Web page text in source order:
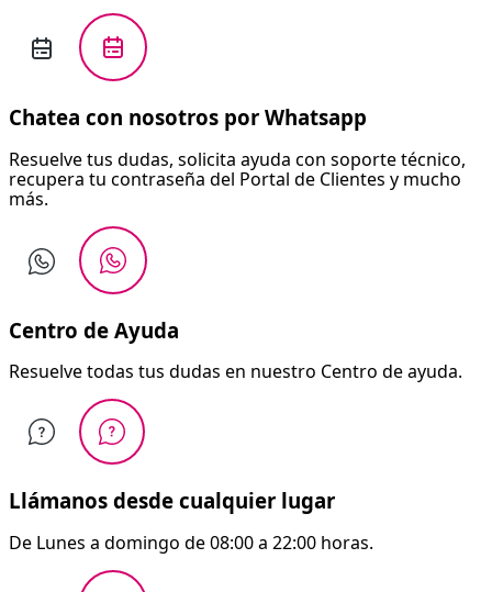
Chatea con nosotros por Whatsapp
Resuelve tus dudas, solicita ayuda con soporte técnico,
recupera tu contraseña del Portal de Clientes y mucho
más.
Centro de Ayuda
Resuelve todas tus dudas en nuestro Centro de ayuda.
Llámanos desde cualquier lugar
De Lunes a domingo de 08:00 a 22:00 horas.